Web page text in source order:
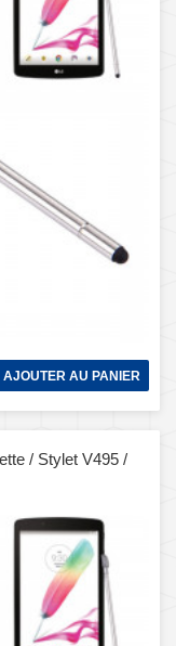
AJOUTER AU PANIER
/ Stylet V495 /